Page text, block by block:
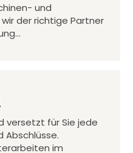
und
der richtige Partner
versetzt für Sie jede
Abschlüsse.
im